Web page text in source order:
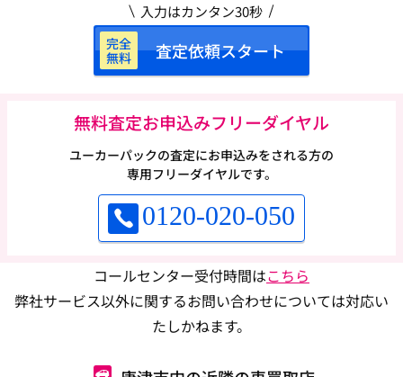
入力はカンタン30秒
完全
無料
査定依頼スタート
無料査定お申込みフリーダイヤル
ユーカーパックの査定にお申込みをされる方の
専用フリーダイヤルです。
0120-020-050
コールセンター受付時間はこちら
弊社サービス以外に関するお問い合わせについては対応い
たしかねます。